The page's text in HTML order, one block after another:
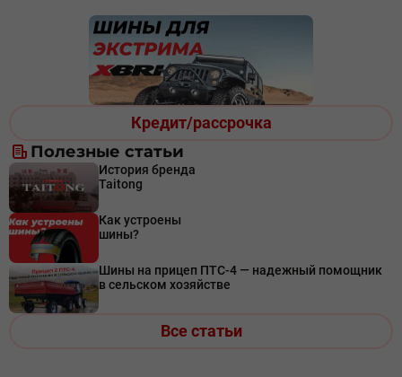
Кредит/рассрочка
Полезные статьи
История бренда
Taitong
Как устроены
шины?
Шины на прицеп ПТС-4 — надежный помощник
в сельском хозяйстве
Все статьи